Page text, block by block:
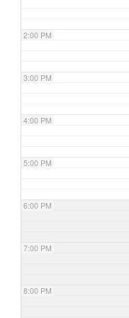
2:00 PM
3:00 PM
4:00 PM
5:00 PM
6:00 PM
7:00 PM
8:00 PM